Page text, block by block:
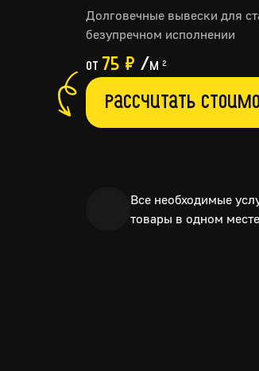
Долговечные вывески для
безупречном исполнении
от 75 ₽ /м 2
Рассчитать
Все необходимые
товары в одном месте